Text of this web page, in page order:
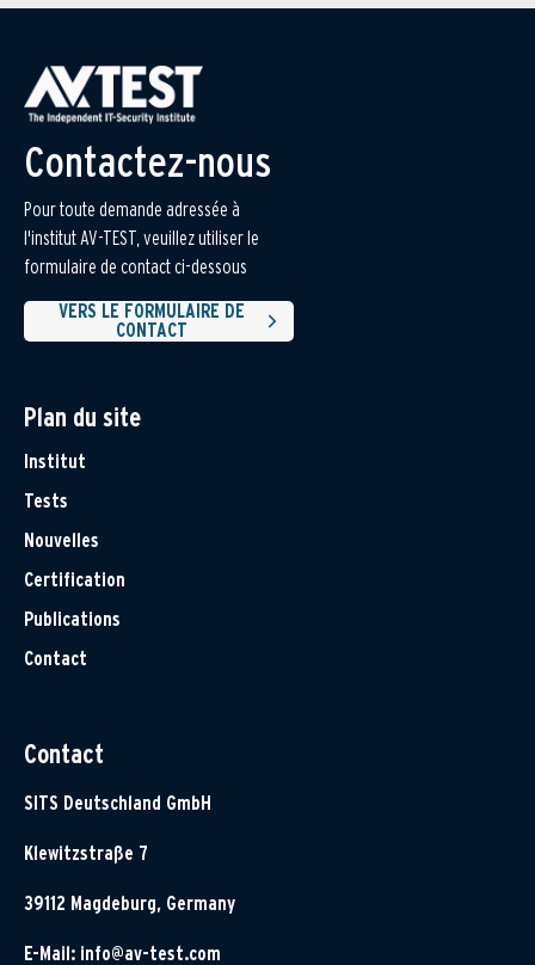
Contactez-nous
Pour toute demande adressée à
l'institut AV-TEST, veuillez utiliser le
formulaire de contact ci-dessous
VERS LE FORMULAIRE DE
CONTACT
Plan du site
Institut
Tests
Nouvelles
Certification
Publications
Contact
Contact
SITS Deutschland GmbH
Klewitzstraße 7
39112 Magdeburg, Germany
E-Mail: info@av-test.com